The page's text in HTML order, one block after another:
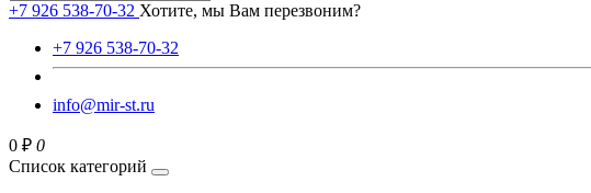
+7 926 538-70-32 Хотите, мы Вам перезвоним?
+7 926 538-70-32
info@mir-st.ru
0 ₽ 0
Список категорий